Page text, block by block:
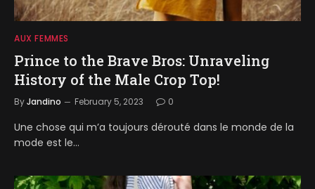
AUX FEMMES
Prince to the Brave Bros: Unraveling
History of the Male Crop Top!
ByJandino February 5, 2023 0
Une chose qui m’a toujours dérouté dans le monde de la
mode est le…